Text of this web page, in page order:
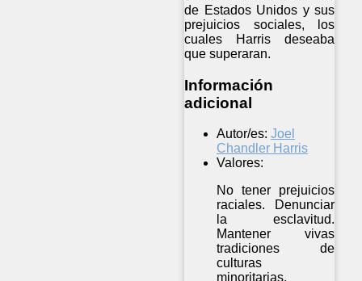
de Estados Unidos y sus
prejuicios sociales, los
cuales Harris deseaba
que superaran.
Información
adicional
Autor/es: Joel
Chandler Harris
Valores:
No tener prejuicios
raciales. Denunciar
la esclavitud.
Mantener vivas
tradiciones de
culturas
minoritarias.